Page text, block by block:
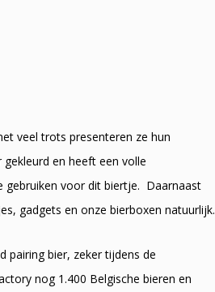
veel trots presenteren ze hun
en heeft een volle
gebruiken voor dit biertje. Daarnaast
gadgets en onze bierboxen natuurlijk.
pairing bier, zeker tijdens de
nog 1.400 Belgische bieren en